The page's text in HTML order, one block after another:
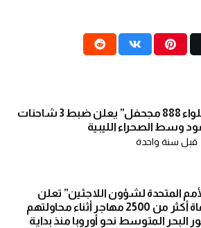
“اللواء 888 مجحفل” يعلن ضبط 3 شاحنات
وسط الصحراء الليبية
قبل سنة واحدة
المتحدة لشؤون اللاجئين” تعلن
وفاة أكثر من 2500 مهاجر أثناء محاولتهم
البحر المتوسط نحو أوروبا منذ بداية